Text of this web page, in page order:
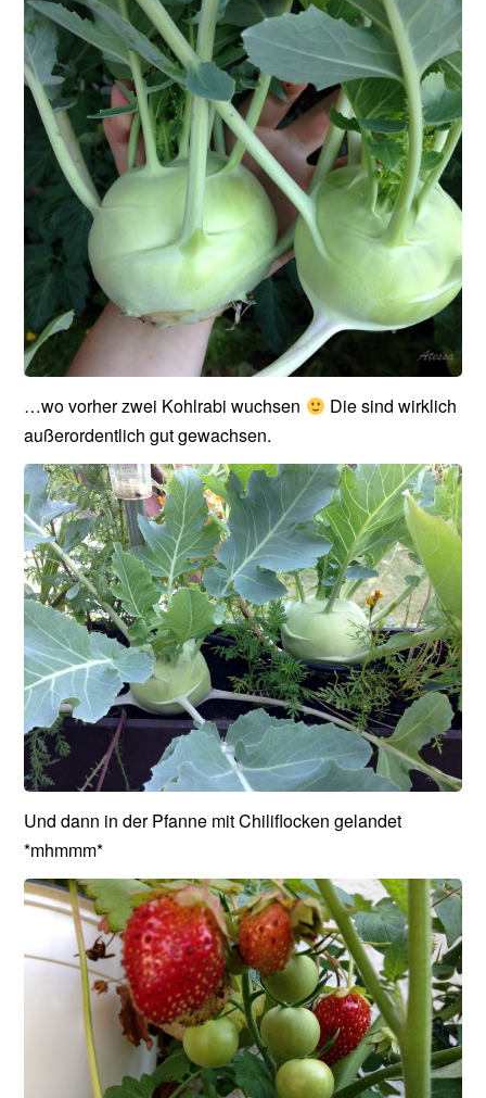
…wo vorher zwei Kohlrabi wuchsen
Die sind wirklich
außerordentlich gut gewachsen.
Und dann in der Pfanne mit Chiliflocken gelandet
*mhmmm*